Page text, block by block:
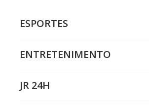
ESPORTES
ENTRETENIMENTO
JR 24H